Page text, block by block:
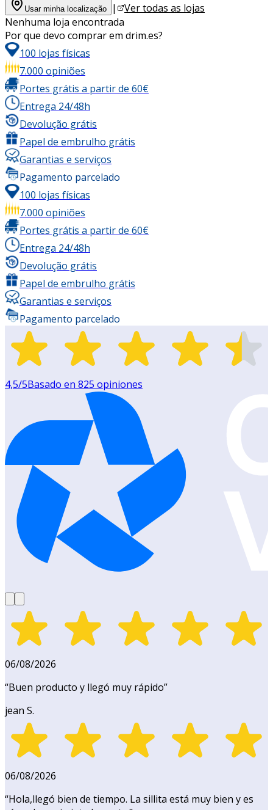
Usar minha localização |
Ver todas as lojas
Nenhuma loja encontrada
Por que devo comprar em drim.es?
100 lojas físicas
7.000 opiniões
Portes grátis a partir de 60€
Entrega 24/48h
Devolução grátis
Papel de embrulho grátis
Garantias e serviços
Pagamento parcelado
100 lojas físicas
7.000 opiniões
Portes grátis a partir de 60€
Entrega 24/48h
Devolução grátis
Papel de embrulho grátis
Garantias e serviços
Pagamento parcelado
4,5/5Basado en 825 opiniones
06/08/2026
“Buen producto y llegó muy rápido”
jean S.
06/08/2026
“Hola,llegó bien de tiempo. La sillita está muy bien y es